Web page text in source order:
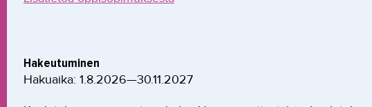
Hakeutuminen
Hakuaika: 1.8.2026—30.11.2027